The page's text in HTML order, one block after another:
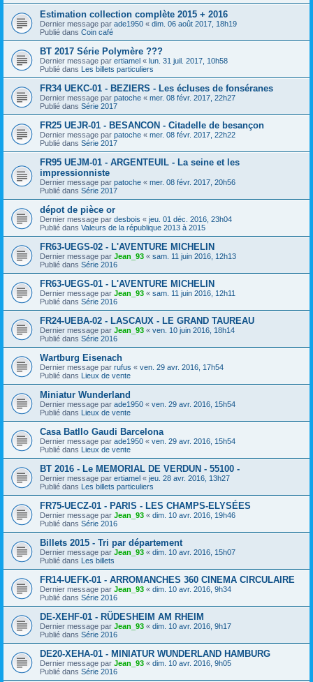
Estimation collection complète 2015 + 2016
Dernier message par ade1950 « dim. 06 août 2017, 18h19
Publié dans Coin café
BT 2017 Série Polymère ???
Dernier message par ertiamel « lun. 31 juil. 2017, 10h58
Publié dans Les billets particuliers
FR34 UEKC-01 - BEZIERS - Les écluses de fonséranes
Dernier message par patoche « mer. 08 févr. 2017, 22h27
Publié dans Série 2017
FR25 UEJR-01 - BESANCON - Citadelle de besançon
Dernier message par patoche « mer. 08 févr. 2017, 22h22
Publié dans Série 2017
FR95 UEJM-01 - ARGENTEUIL - La seine et les
impressionniste
Dernier message par patoche « mer. 08 févr. 2017, 20h56
Publié dans Série 2017
dépot de pièce or
Dernier message par desbois « jeu. 01 déc. 2016, 23h04
Publié dans Valeurs de la république 2013 à 2015
FR63-UEGS-02 - L'AVENTURE MICHELIN
Dernier message par Jean_93 « sam. 11 juin 2016, 12h13
Publié dans Série 2016
FR63-UEGS-01 - L'AVENTURE MICHELIN
Dernier message par Jean_93 « sam. 11 juin 2016, 12h11
Publié dans Série 2016
FR24-UEBA-02 - LASCAUX - LE GRAND TAUREAU
Dernier message par Jean_93 « ven. 10 juin 2016, 18h14
Publié dans Série 2016
Wartburg Eisenach
Dernier message par rufus « ven. 29 avr. 2016, 17h54
Publié dans Lieux de vente
Miniatur Wunderland
Dernier message par ade1950 « ven. 29 avr. 2016, 15h54
Publié dans Lieux de vente
Casa Batllo Gaudi Barcelona
Dernier message par ade1950 « ven. 29 avr. 2016, 15h54
Publié dans Lieux de vente
BT 2016 - Le MEMORIAL DE VERDUN - 55100 -
Dernier message par ertiamel « jeu. 28 avr. 2016, 13h27
Publié dans Les billets particuliers
FR75-UECZ-01 - PARIS - LES CHAMPS-ELYSÉES
Dernier message par Jean_93 « dim. 10 avr. 2016, 19h46
Publié dans Série 2016
Billets 2015 - Tri par département
Dernier message par Jean_93 « dim. 10 avr. 2016, 15h07
Publié dans Les billets
FR14-UEFK-01 - ARROMANCHES 360 CINEMA CIRCULAIRE
Dernier message par Jean_93 « dim. 10 avr. 2016, 9h34
Publié dans Série 2016
DE-XEHF-01 - RÜDESHEIM AM RHEIM
Dernier message par Jean_93 « dim. 10 avr. 2016, 9h17
Publié dans Série 2016
DE20-XEHA-01 - MINIATUR WUNDERLAND HAMBURG
Dernier message par Jean_93 « dim. 10 avr. 2016, 9h05
Publié dans Série 2016